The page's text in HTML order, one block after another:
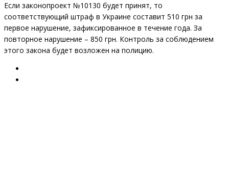
Если законопроект №10130 будет принят, то
соответствующий штраф в Украине составит 510 грн за
первое нарушение, зафиксированное в течение года. За
повторное нарушение – 850 грн. Контроль за соблюдением
этого закона будет возложен на полицию.